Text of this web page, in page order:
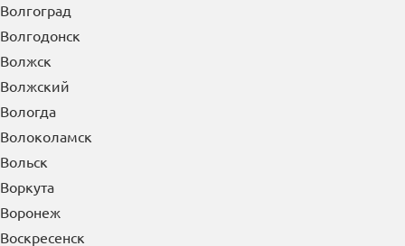
Волгоград
Волгодонск
Волжск
Волжский
Вологда
Волоколамск
Вольск
Воркута
Воронеж
Воскресенск